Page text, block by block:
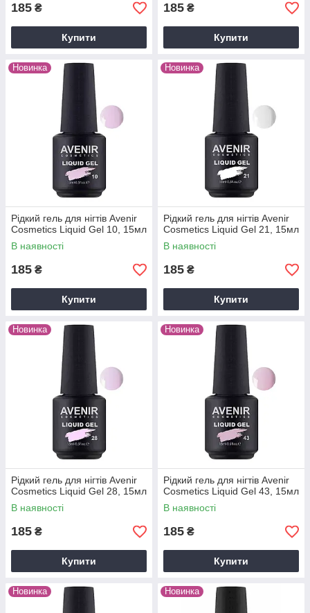
185 ₴
Купити
185 ₴
Купити
Новинка
Рідкий гель для нігтів Avenir
Cosmetics Liquid Gel 10, 15мл
В наявності
185 ₴
Купити
Новинка
Рідкий гель для нігтів Avenir
Cosmetics Liquid Gel 21, 15мл
В наявності
185 ₴
Купити
Новинка
Рідкий гель для нігтів Avenir
Cosmetics Liquid Gel 28, 15мл
В наявності
185 ₴
Купити
Новинка
Рідкий гель для нігтів Avenir
Cosmetics Liquid Gel 43, 15мл
В наявності
185 ₴
Купити
Новинка Новинка